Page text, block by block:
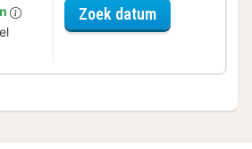
Zoek datumvoor Spa